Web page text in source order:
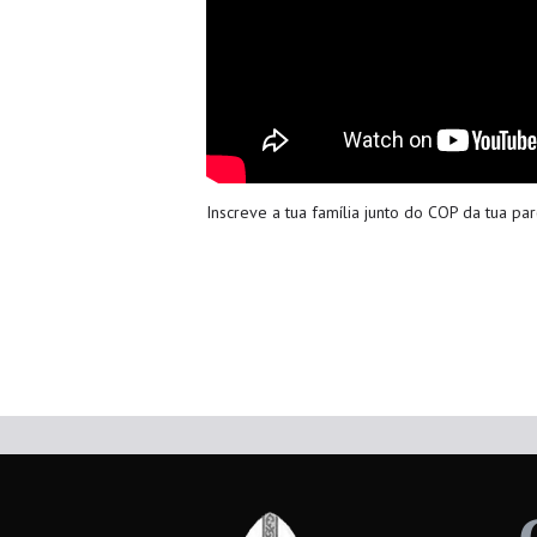
Inscreve a tua família junto do COP da tua